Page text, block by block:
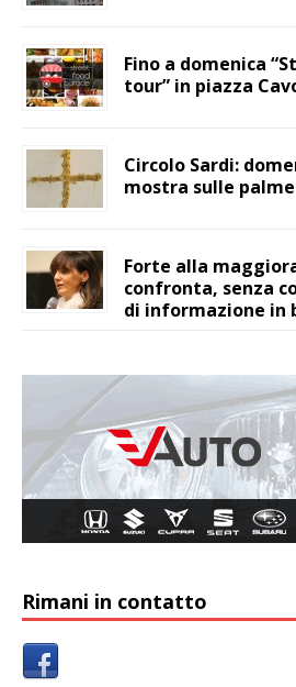
Fino a domenica
tour” in piazza
Circolo Sardi:
mostra sulle
Forte alla
confronta, senza
di informazione in
Rimani in contatto